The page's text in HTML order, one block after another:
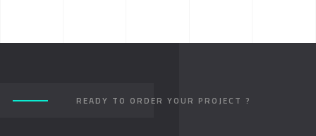
READY TO ORDER YOUR PROJECT ?